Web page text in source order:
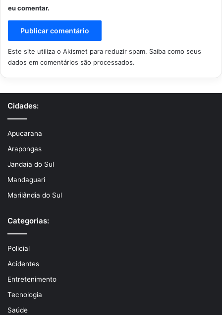
eu comentar.
Este site utiliza o Akismet para reduzir spam. Saiba como seus
dados em comentários são processados.
Cidades:
Apucarana
Arapongas
Jandaia do Sul
Mandaguari
Marilândia do Sul
Categorias:
Policial
Acidentes
Entretenimento
Tecnologia
Saúde